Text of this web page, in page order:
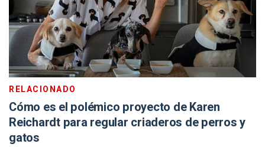
RELACIONADO
Cómo es el polémico proyecto de Karen
Reichardt para regular criaderos de perros y
gatos